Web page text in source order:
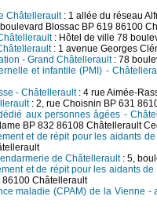
Châtellerault: 1 allée du réseau
Blossac BP 619 86100
: Hôtel de ville 78
: 1 avenue Georges
- Grand Châtellerault: 78
et infantile (PMI) -
- Châtellerault: 4 rue Aimée-
: 2, rue Choisnin BP 631
aux personnes âgées -
BP 832 86108 Châtellerault
et de répit pour les aidants
de Châtellerault: 5,
et de répit pour les aidants
Châtellerault
maladie (CPAM) de la Vienne -